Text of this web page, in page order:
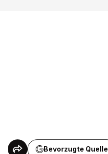
Bevorzugte Quelle